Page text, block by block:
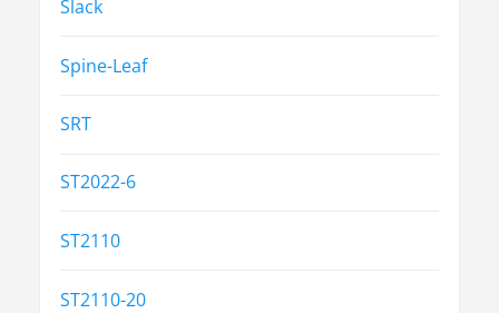
Slack
Spine-Leaf
SRT
ST2022-6
ST2110
ST2110-20